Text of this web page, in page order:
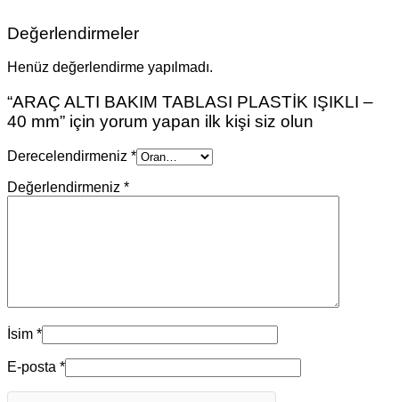
Değerlendirmeler
Henüz değerlendirme yapılmadı.
“ARAÇ ALTI BAKIM TABLASI PLASTİK IŞIKLI –
40 mm” için yorum yapan ilk kişi siz olun
Derecelendirmeniz *
Değerlendirmeniz *
İsim *
E-posta *